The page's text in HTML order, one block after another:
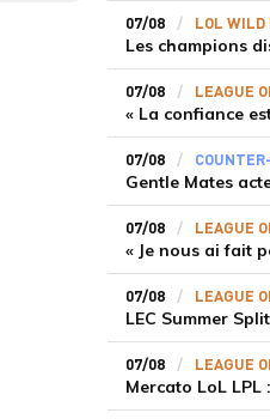
07/08 LOL WILD
07/08 LEAGUE
07/08
07/08 LEAGUE
07/08 LEAGUE
07/08 LEAGUE